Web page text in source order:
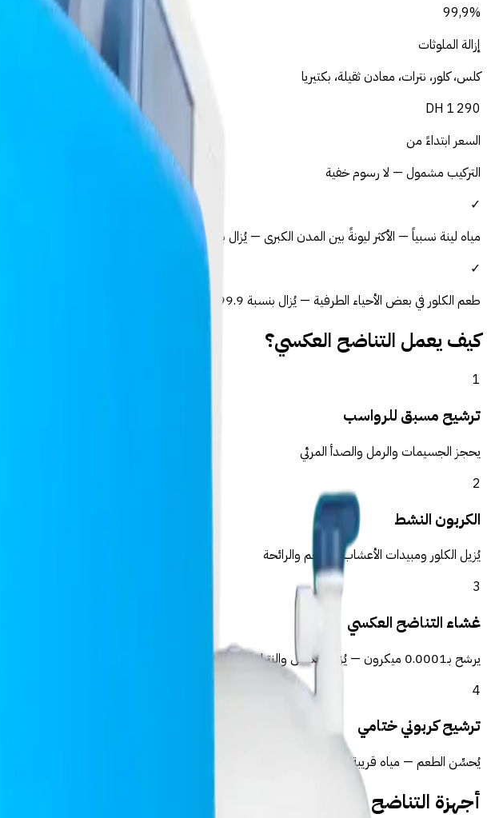
99,9%
إزالة الملوثات
كلس، كلور، نترات، معادن ثقيلة، بكتيريا
1 290
السعر ابتداءً من
التركيب مشمول — لا رسوم خفية
✓
مياه لينة نسبياً — الأكثر ليونةً بين المدن الكبرى — يُزال بنسبة 99.9٪ بالتناضح العكسي
✓
طعم الكلور في بعض الأحياء الطرفية — يُزال بنسبة 99.9٪ بالتناضح العكسي
كيف يعمل التناضح العكسي؟
1
ترشيح مسبق للرواسب
يحجز الجسيمات والرمل والصدأ المرئي
2
الكربون النشط
يُزيل الكلور ومبيدات الأعشاب والطعم والرائحة
3
غشاء التناضح العكسي
يرشح بـ0.0001 ميكرون — يُزيل الكلس والنترات والبكتيريا
4
ترشيح كربوني ختامي
يُحسِّن الطعم — مياه قريبة من المياه المعدنية
أجهزة التناضح الموصى بها لـطنجة